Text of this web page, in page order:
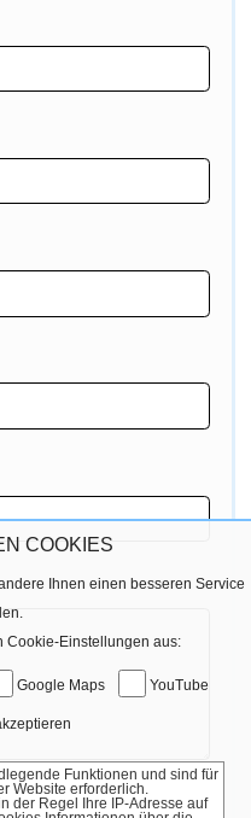
COOKIES
Ihnen einen besseren Service
Cookie-Einstellungen aus:
Google Maps YouTube
Funktionen und sind für
Website erforderlich.
der Regel Ihre IP-Adresse auf